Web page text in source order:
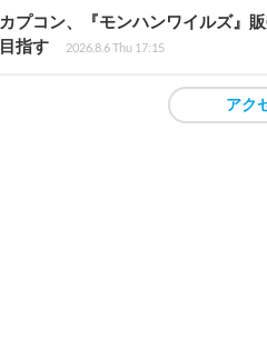
カプコン、『モンハンワイルズ』
目指す
2026.8.6 Thu 17:15
アク